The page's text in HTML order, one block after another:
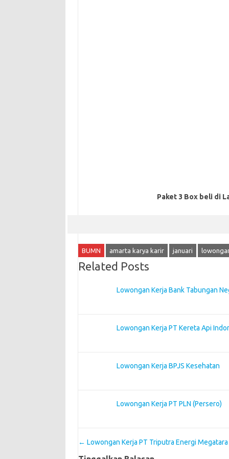
Paket 3 Box beli di
BUMN amarta karya karir januari
Related Posts
Lowongan Kerja Bank Tabungan
Lowongan Kerja PT Kereta Api
Lowongan Kerja BPJS Kesehatan
Lowongan Kerja PT PLN (Persero)
Post navigation
← Lowongan Kerja PT Triputra Energi Megatara